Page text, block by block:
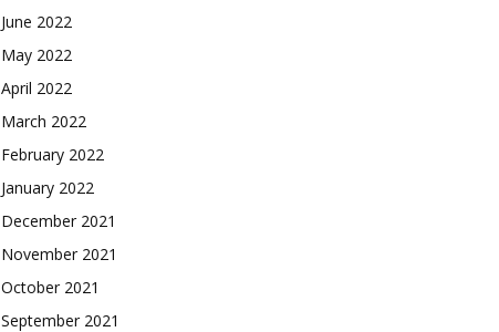
June 2022
May 2022
April 2022
March 2022
February 2022
January 2022
December 2021
November 2021
October 2021
September 2021